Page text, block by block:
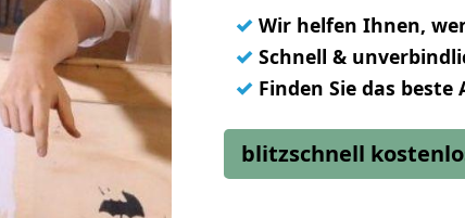
✓ Wir helfen Ihnen,
✓ Schnell &
✓ Finden Sie das
blitzschnell